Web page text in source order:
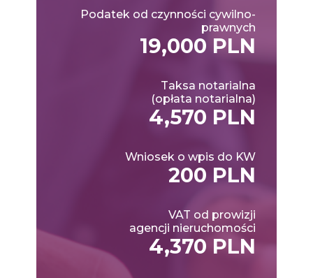
Podatek od czynności cywilno-
prawnych
19,000 PLN
Taksa notarialna
(opłata notarialna)
4,570 PLN
Wniosek o wpis do KW
200 PLN
VAT od prowizji
agencji nieruchomości
4,370 PLN